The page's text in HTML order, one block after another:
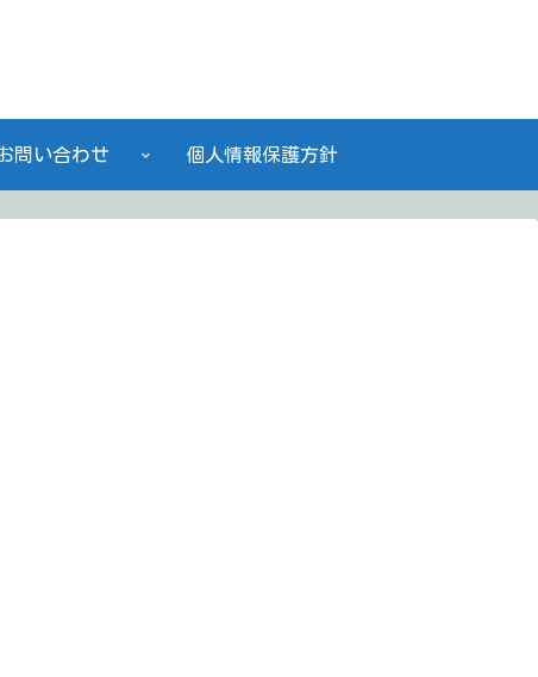
問い合わせ 個人情報保護方針